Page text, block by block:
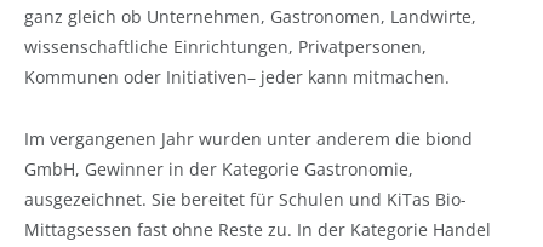
ganz gleich ob Unternehmen, Gastronomen, Landwirte,
wissenschaftliche Einrichtungen, Privatpersonen,
Kommunen oder Initiativen– jeder kann mitmachen.
Im vergangenen Jahr wurden unter anderem die biond
GmbH, Gewinner in der Kategorie Gastronomie,
ausgezeichnet. Sie bereitet für Schulen und KiTas Bio-
Mittagsessen fast ohne Reste zu. In der Kategorie Handel